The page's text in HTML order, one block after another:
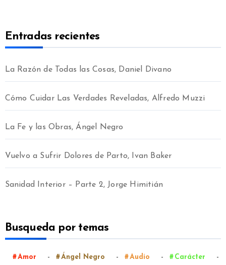
Entradas recientes
La Razón de Todas las Cosas, Daniel Divano
Cómo Cuidar Las Verdades Reveladas, Alfredo Muzzi
La Fe y las Obras, Ángel Negro
Vuelvo a Sufrir Dolores de Parto, Ivan Baker
Sanidad Interior – Parte 2, Jorge Himitián
Busqueda por temas
Amor - Ángel Negro - Audio - Carácter -